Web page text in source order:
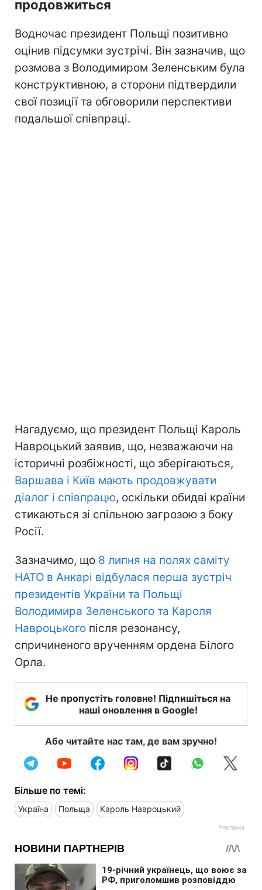
продовжиться
Водночас президент Польщі позитивно
оцінив підсумки зустрічі. Він зазначив, що
розмова з Володимиром Зеленським була
конструктивною, а сторони підтвердили
свої позиції та обговорили перспективи
подальшої співпраці.
Нагадуємо, що президент Польщі Кароль
Навроцький заявив, що, незважаючи на
історичні розбіжності, що зберігаються,
Варшава і Київ мають продовжувати
діалог і співпрацю, оскільки обидві країни
стикаються зі спільною загрозою з боку
Росії.
Зазначимо, що 8 липня на полях саміту
НАТО в Анкарі відбулася перша зустріч
президентів України та Польщі
Володимира Зеленського та Кароля
Навроцького після резонансу,
спричиненого врученням ордена Білого
Орла.
Не пропустіть головне! Підпишіться на
наші оновлення в Google!
Або читайте нас там, де вам зручно!
Більше по темі:
Україна Польща Кароль Навроцький